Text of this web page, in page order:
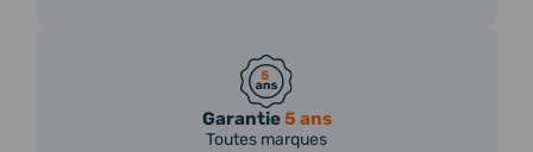
Garantie5 ans
Toutes marques